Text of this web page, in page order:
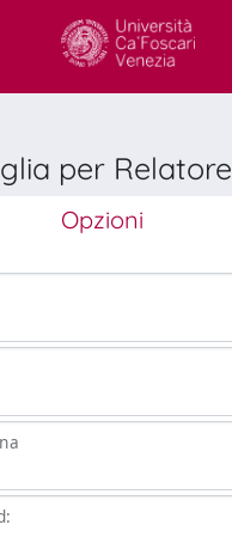
per Relatore
Opzioni